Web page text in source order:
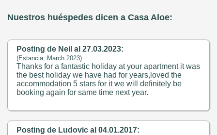
Nuestros huéspedes dicen a Casa Aloe:
Posting de Neil al 27.03.2023:
(Estancia: March 2023)
Thanks for a fantastic holiday at your apartment it was
the best holiday we have had for years,loved the
accommodation 5 stars for it we will definitely be
booking again for same time next year.
Posting de Ludovic al 04.01.2017: